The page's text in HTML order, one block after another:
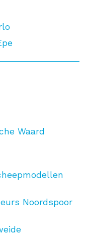
Waard
Noordspoor